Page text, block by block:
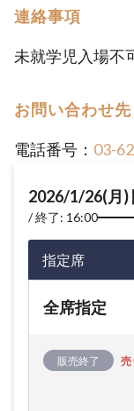
連絡事項
未就学児入場不
お問い合わせ先
電話番号： 03-
2026/1/26(月)
終了: 16:00
指定席
全席指定
販売終了 売